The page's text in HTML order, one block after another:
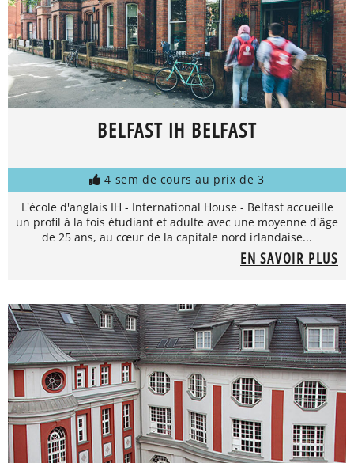
BELFAST IH BELFAST
4 sem de cours au prix de 3
L'école d'anglais IH - International House - Belfast accueille
un profil à la fois étudiant et adulte avec une moyenne d'âge
de 25 ans, au cœur de la capitale nord irlandaise...
EN SAVOIR PLUS